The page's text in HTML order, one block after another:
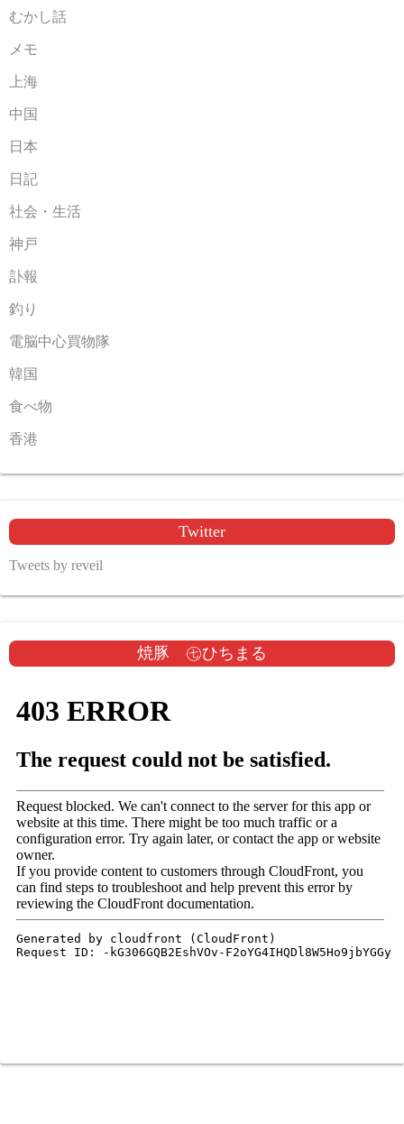
むかし話
メモ
上海
中国
日本
日記
社会・生活
神戸
訃報
釣り
電脳中心買物隊
韓国
食べ物
香港
Twitter
Tweets by reveil
焼豚 ㊆ひちまる